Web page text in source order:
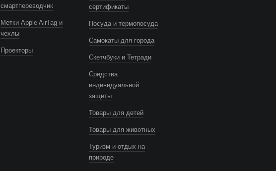
смартпереводчик
Метки Apple AirTag и
чехлы
Проекторы
сертификаты
Посуда и термопосуда
Самокаты для города
Скетчбуки и Тетради
Средства
индивидуальной
защиты
Товары для детей
Товары для животных
Туризм и отдых на
природе